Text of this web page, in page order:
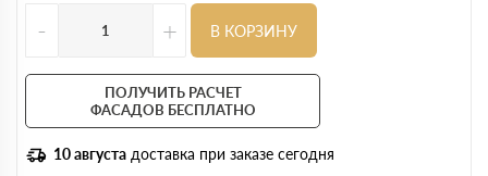
- + В КОРЗИНУ
ПОЛУЧИТЬ РАСЧЕТ
ФАСАДОВ БЕСПЛАТНО
10 августа доставка при заказе сегодня